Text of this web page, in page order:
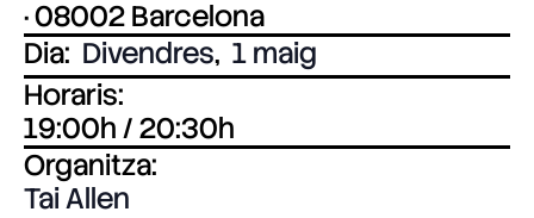
· 08002 Barcelona
Dia: Divendres, 1 maig
Horaris:
19:00h / 20:30h
Organitza:
Tai Allen